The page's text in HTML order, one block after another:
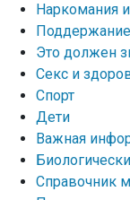
Наркомания
Это должен
Секс и
Спорт
Дети
Важная
Справочник